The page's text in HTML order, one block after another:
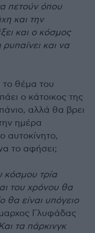
πετούν όπου
και την
και ο κόσμος
και να
το θέμα του
ο κάτοικος της
αλλά θα βρει
ημέρα
αυτοκίνητο,
το αφήσει;
κόσμου τρία
του χρόνου θα
θα είναι υπόγειο
Γλυφάδας
τα πάρκινγκ